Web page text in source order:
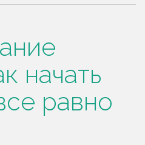
начать
равно